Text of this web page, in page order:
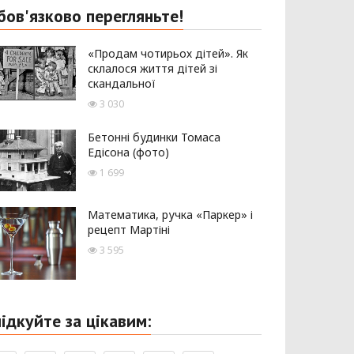
перегляньте!
«Продам чотирьох дітей». Як
склалося життя дітей зі
скандальної
3 030
Бетонні будинки Томаса
Едісона (фото)
1 699
Математика, ручка «Паркер» і
рецепт Мартіні
3 595
за цікавим: